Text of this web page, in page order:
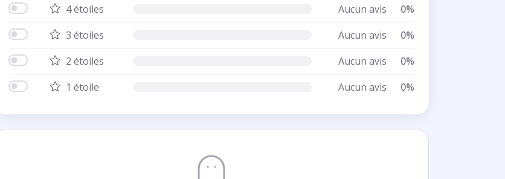
4 étoiles
Aucun avis
0%
3 étoiles
Aucun avis
0%
2 étoiles
Aucun avis
0%
1 étoile
Aucun avis 0%